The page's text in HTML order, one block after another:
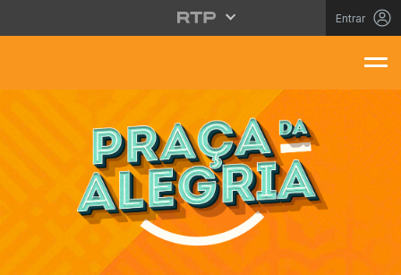
Saltar para o conteúdo principal
Entrar